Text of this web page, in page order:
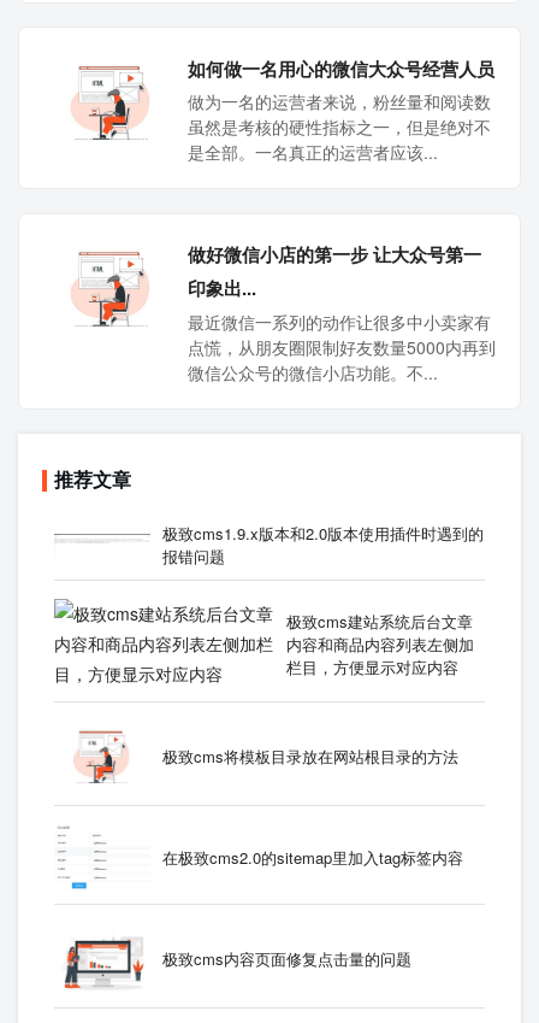
如何做一名用心的微信大众号经营人员
做为一名的运营者来说，粉丝量和阅读数
虽然是考核的硬性指标之一，但是绝对不
是全部。一名真正的运营者应该...
做好微信小店的第一步 让大众号第一
印象出...
最近微信一系列的动作让很多中小卖家有
点慌，从朋友圈限制好友数量5000内再到
微信公众号的微信小店功能。不...
推荐文章
极致cms1.9.x版本和2.0版本使用插件时遇到的
报错问题
极致cms建站系统后台文章
内容和商品内容列表左侧加
栏目，方便显示对应内容
极致cms将模板目录放在网站根目录的方法
在极致cms2.0的sitemap里加入tag标签内容
极致cms内容页面修复点击量的问题